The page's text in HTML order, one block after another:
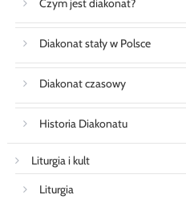
Czym jest diakonat?
Diakonat stały w Polsce
Diakonat czasowy
Historia Diakonatu
Liturgia i kult
Liturgia